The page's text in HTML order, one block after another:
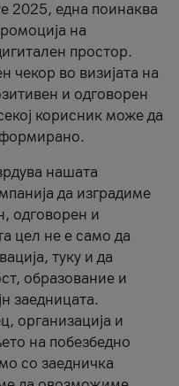
2025, една поинаква
на
простор.
чекор во визијата на
и одговорен
корисник може да
нашата
да изградиме
одговорен и
цел не е само да
туку и да
образование и
заедницата.
организација и
на побезбедно
со заедничка